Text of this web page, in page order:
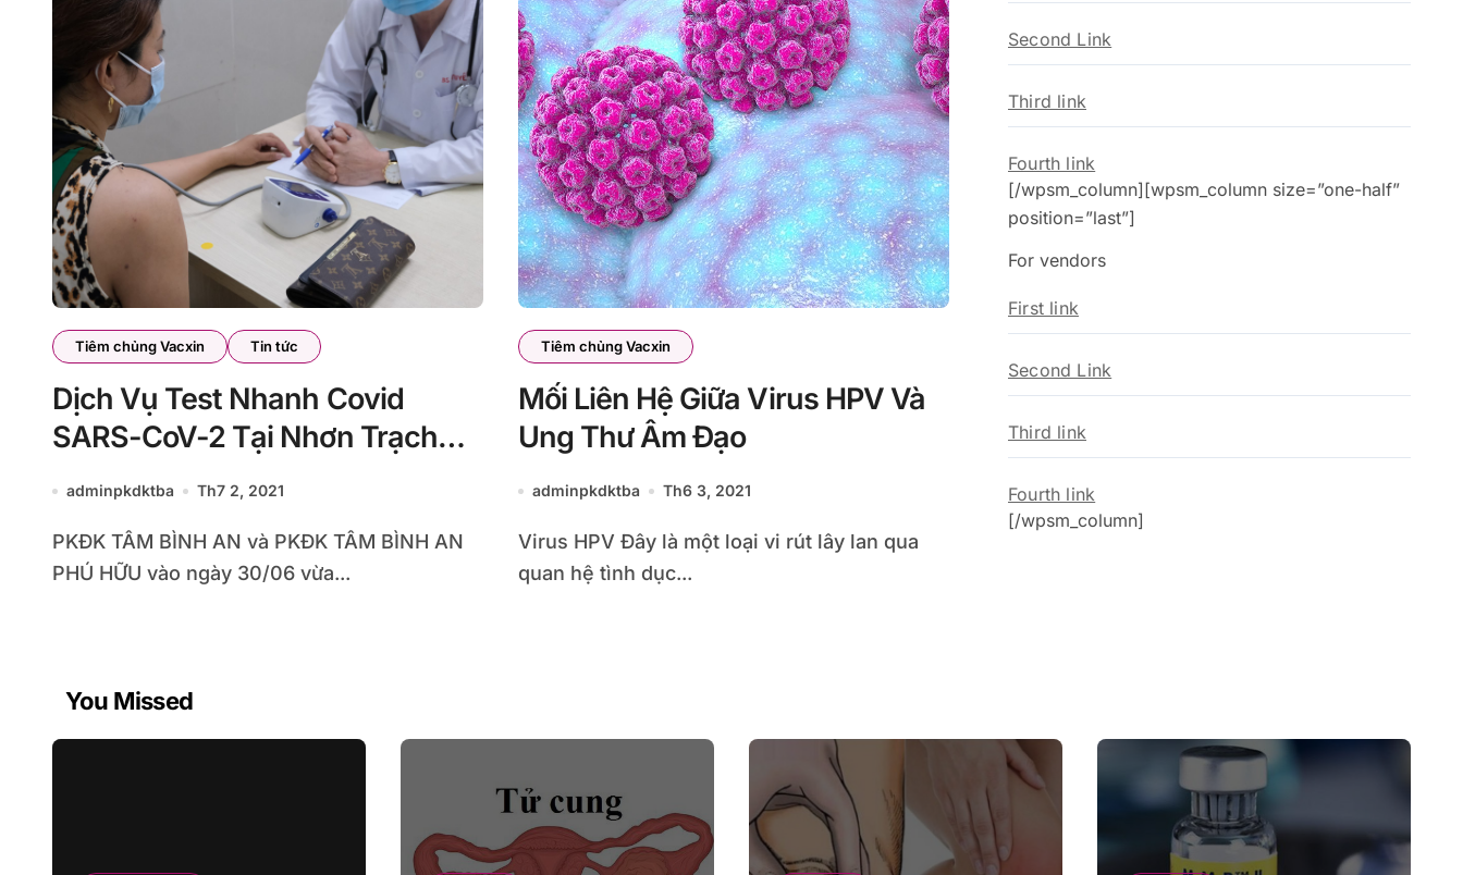
Tiêm chủng Vacxin Tin tức
Dịch Vụ Test Nhanh Covid
SARS-CoV-2 Tại Nhơn Trạch
Đồng Nai
adminpkdktba Th7 2, 2021
PKĐK TÂM BÌNH AN và PKĐK TÂM BÌNH AN
PHÚ HỮU vào ngày 30/06 vừa...
Tiêm chủng Vacxin
Mối Liên Hệ Giữa Virus HPV Và
Ung Thư Âm Đạo
adminpkdktba Th6 3, 2021
Virus HPV Đây là một loại vi rút lây lan qua
quan hệ tình dục...
Second Link
Third link
Fourth link
[/wpsm_column][wpsm_column size=”one-half”
position=”last”]
For vendors
First link
Second Link
Third link
Fourth link
[/wpsm_column]
You Missed